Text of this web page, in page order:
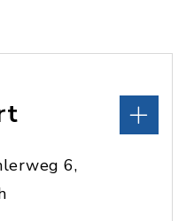
6,